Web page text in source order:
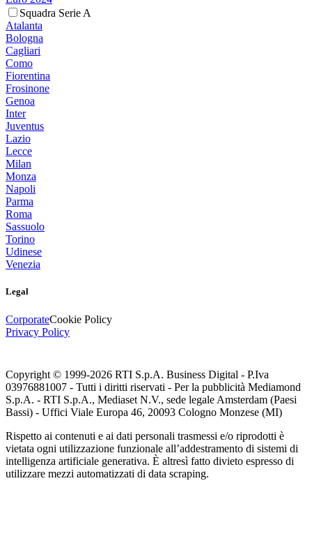
Squadra Serie A
Atalanta
Bologna
Cagliari
Como
Fiorentina
Frosinone
Genoa
Inter
Juventus
Lazio
Lecce
Milan
Monza
Napoli
Parma
Roma
Sassuolo
Torino
Udinese
Venezia
Legal
CorporateCookie Policy
Privacy Policy
Copyright © 1999-2026 RTI S.p.A. Business Digital - P.Iva
03976881007 - Tutti i diritti riservati - Per la pubblicità Mediamond
S.p.A. - RTI S.p.A., Mediaset N.V., sede legale Amsterdam (Paesi
Bassi) - Uffici Viale Europa 46, 20093 Cologno Monzese (MI)
Rispetto ai contenuti e ai dati personali trasmessi e/o riprodotti è
vietata ogni utilizzazione funzionale all’addestramento di sistemi di
intelligenza artificiale generativa. È altresì fatto divieto espresso di
utilizzare mezzi automatizzati di data scraping.